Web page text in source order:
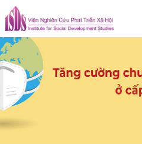
Skip
to
content